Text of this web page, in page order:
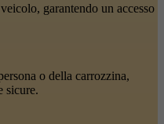
garantendo un accesso
o della carrozzina,
sicure.